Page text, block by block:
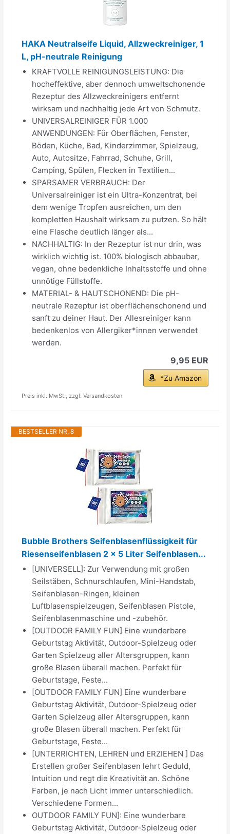
HAKA Neutralseife Liquid, Allzweckreiniger, 1
L, pH-neutrale Reinigung
KRAFTVOLLE REINIGUNGSLEISTUNG: Die
hocheffektive, aber dennoch umweltschonende
Rezeptur des Allzweckreinigers entfernt
wirksam und nachhaltig jede Art von Schmutz.
UNIVERSALREINIGER FÜR 1.000
ANWENDUNGEN: Für Oberflächen, Fenster,
Böden, Küche, Bad, Kinderzimmer, Spielzeug,
Auto, Autositze, Fahrrad, Schuhe, Grill,
Camping, Spülen, Flecken in Textilien...
SPARSAMER VERBRAUCH: Der
Universalreiniger ist ein Ultra-Konzentrat, bei
dem wenige Tropfen ausreichen, um den
kompletten Haushalt wirksam zu putzen. So hält
eine Flasche deutlich länger als...
NACHHALTIG: In der Rezeptur ist nur drin, was
wirklich wichtig ist. 100% biologisch abbaubar,
vegan, ohne bedenkliche Inhaltsstoffe und ohne
unnötige Füllstoffe.
MATERIAL- & HAUTSCHONEND: Die pH-
neutrale Rezeptur ist oberflächenschonend und
sanft zu deiner Haut. Der Allesreiniger kann
bedenkenlos von Allergiker*innen verwendet
werden.
9,95 EUR
*Zu Amazon
Preis inkl. MwSt., zzgl. Versandkosten
BESTSELLER NR. 8
Bubble Brothers Seifenblasenflüssigkeit für
Riesenseifenblasen 2 x 5 Liter Seifenblasen...
[UNIVERSELL]: Zur Verwendung mit großen
Seilstäben, Schnurschlaufen, Mini-Handstab,
Seifenblasen-Ringen, kleinen
Luftblasenspielzeugen, Seifenblasen Pistole,
Seifenblasenmaschine und -zubehör.
[OUTDOOR FAMILY FUN] Eine wunderbare
Geburtstag Aktivität, Outdoor-Spielzeug oder
Garten Spielzeug aller Altersgruppen, kann
große Blasen überall machen. Perfekt für
Geburtstage, Feste...
[OUTDOOR FAMILY FUN] Eine wunderbare
Geburtstag Aktivität, Outdoor-Spielzeug oder
Garten Spielzeug aller Altersgruppen, kann
große Blasen überall machen. Perfekt für
Geburtstage, Feste...
[UNTERRICHTEN, LEHREN und ERZIEHEN ] Das
Erstellen großer Seifenblasen lehrt Geduld,
Intuition und regt die Kreativität an. Schöne
Farben, je nach Licht immer unterschiedlich.
Verschiedene Formen...
OUTDOOR FAMILY FUN]: Eine wunderbare
Geburtstag Aktivität, Outdoor-Spielzeug oder